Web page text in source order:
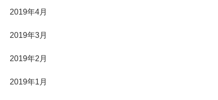
2019年4月
2019年3月
2019年2月
2019年1月